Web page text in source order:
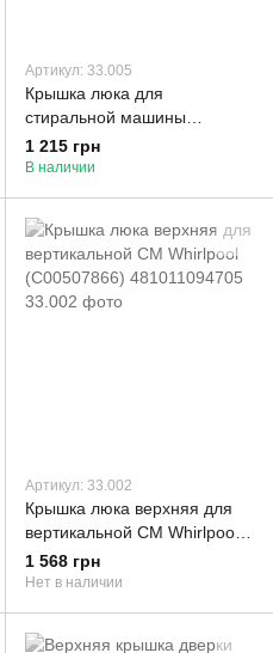
Артикул: 33.005
Крышка люка для
стиральной машины
Whirlpool с вертикальной
загрузкой C00507866,
1 215 грн
В наличии
Артикул: 33.002
Крышка люка верхняя для
вертикальной СМ Whirlpool
(C00507866) 481011094705
1 568 грн
Нет в наличии